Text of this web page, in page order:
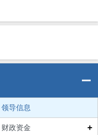
领导信息
财政资金 +